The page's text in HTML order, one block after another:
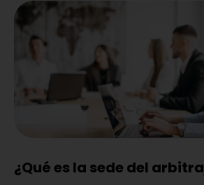
¿Qué es la sede del